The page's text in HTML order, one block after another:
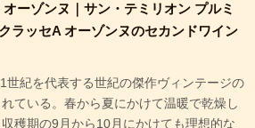
ーゾンヌ｜サン・テミリオン プルミ
ラッセA オーゾンヌのセカンドワイン
世紀を代表する世紀の傑作ヴィンテージの
ている。春から夏にかけて温暖で乾燥し
穫期の9月から10月にかけても理想的な